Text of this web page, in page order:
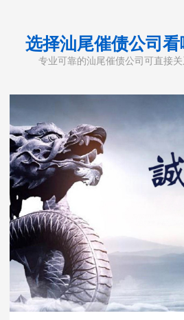
选择汕尾催债公司看
专业可靠的汕尾催债公司可直接